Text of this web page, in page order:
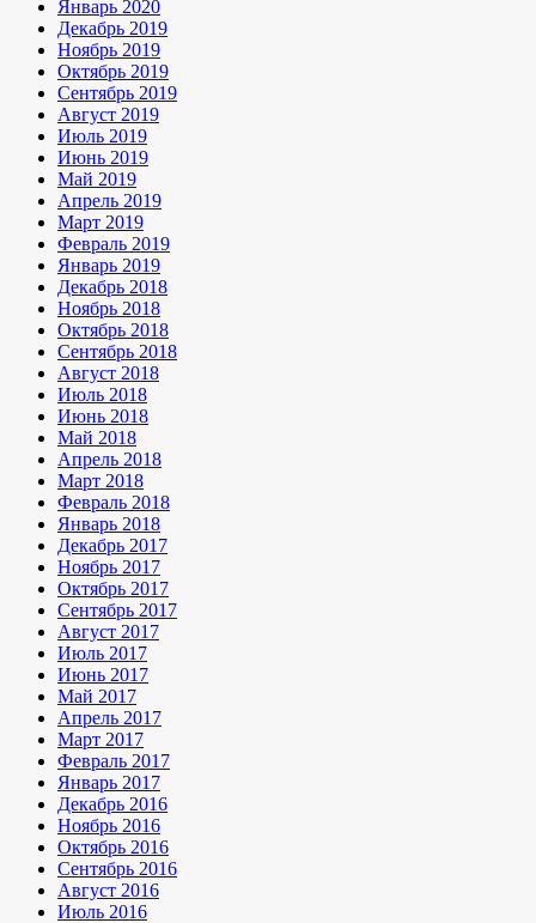
Январь 2020
Декабрь 2019
Ноябрь 2019
Октябрь 2019
Сентябрь 2019
Август 2019
Июль 2019
Июнь 2019
Май 2019
Апрель 2019
Март 2019
Февраль 2019
Январь 2019
Декабрь 2018
Ноябрь 2018
Октябрь 2018
Сентябрь 2018
Август 2018
Июль 2018
Июнь 2018
Май 2018
Апрель 2018
Март 2018
Февраль 2018
Январь 2018
Декабрь 2017
Ноябрь 2017
Октябрь 2017
Сентябрь 2017
Август 2017
Июль 2017
Июнь 2017
Май 2017
Апрель 2017
Март 2017
Февраль 2017
Январь 2017
Декабрь 2016
Ноябрь 2016
Октябрь 2016
Сентябрь 2016
Август 2016
Июль 2016